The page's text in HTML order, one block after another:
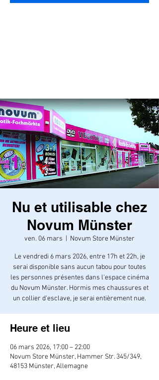
Nu et utilisable chez
Novum Münster
ven. 06 mars Novum Store Münster
Le vendredi 6 mars 2026, entre 17h et 22h, je
serai disponible sans aucun tabou pour toutes
les personnes présentes dans l'espace cinéma
du Novum Münster. Hormis mes chaussures et
un collier d'esclave, je serai entièrement nue.
Heure et lieu
06 mars 2026, 17:00 – 22:00
Novum Store Münster, Hammer Str. 345/349,
48153 Münster, Allemagne